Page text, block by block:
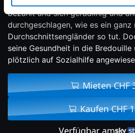
bezahlt und sich geradlinig und
durchgeschlagen, wie es ein ganz
Durchschnittsengländer so tut.
seine Gesundheit in die Bredouille
plötzlich auf Sozialhilfe
Mieten CHF
Kaufen CHF
Verfügbar am